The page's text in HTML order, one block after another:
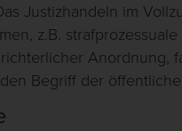
Justizhandeln im
z.B. strafprozessuale
Anordnung,
Begriff der